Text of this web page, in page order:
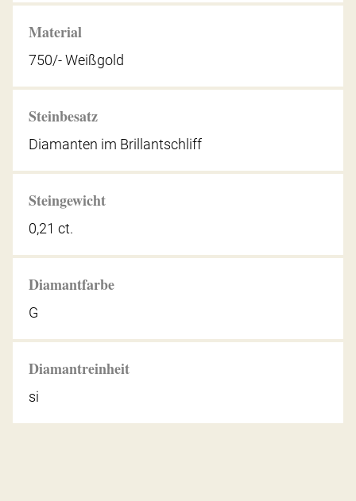
Material
750/- Weißgold
Steinbesatz
Diamanten im Brillantschliff
Steingewicht
0,21 ct.
Diamantfarbe
G
Diamantreinheit
si